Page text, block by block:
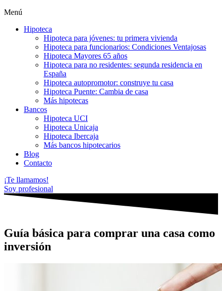
Menú
Hipoteca
Hipoteca para jóvenes: tu primera vivienda
Hipoteca para funcionarios: Condiciones Ventajosas
Hipoteca Mayores 65 años
Hipoteca para no residentes: segunda residencia en
España
Hipoteca autopromotor: construye tu casa
Hipoteca Puente: Cambia de casa
Más hipotecas
Bancos
Hipoteca UCI
Hipoteca Unicaja
Hipoteca Ibercaja
Más bancos hipotecarios
Blog
Contacto
¡Te llamamos!
Soy profesional
Guía básica para comprar una casa como
inversión